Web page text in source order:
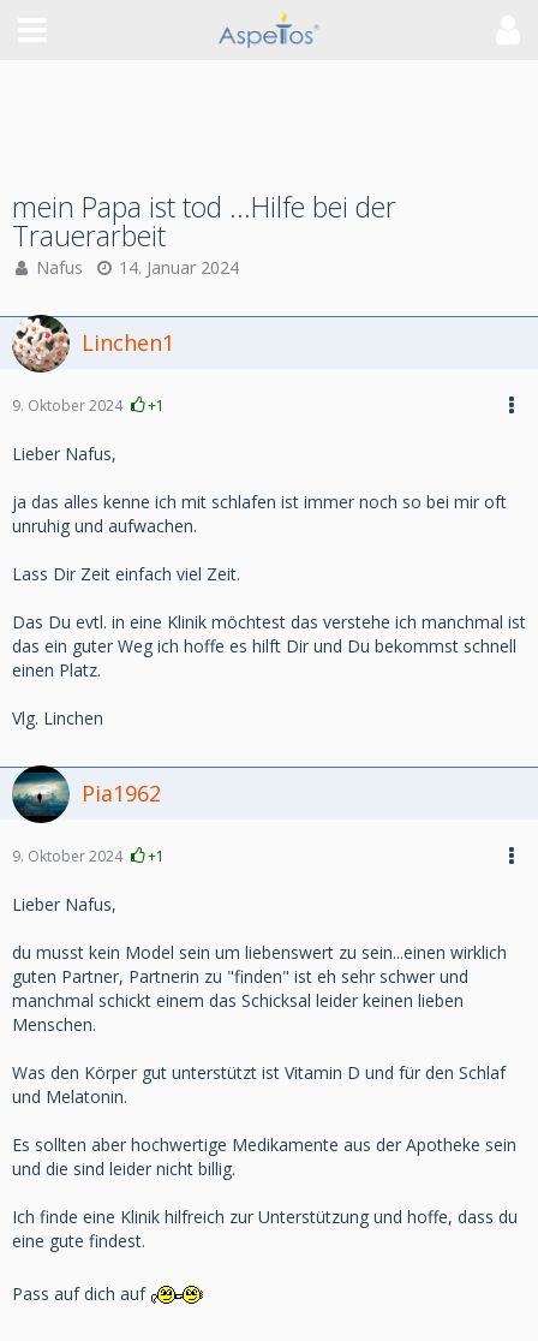
mein Papa ist tod ...Hilfe bei der
Trauerarbeit
Nafus 14. Januar 2024
Linchen1
9. Oktober 2024 +1
Lieber Nafus,
ja das alles kenne ich mit schlafen ist immer noch so bei mir oft
unruhig und aufwachen.
Lass Dir Zeit einfach viel Zeit.
Das Du evtl. in eine Klinik möchtest das verstehe ich manchmal ist
das ein guter Weg ich hoffe es hilft Dir und Du bekommst schnell
einen Platz.
Vlg. Linchen
Pia1962
9. Oktober 2024 +1
Lieber Nafus,
du musst kein Model sein um liebenswert zu sein...einen wirklich
guten Partner, Partnerin zu "finden" ist eh sehr schwer und
manchmal schickt einem das Schicksal leider keinen lieben
Menschen.
Was den Körper gut unterstützt ist Vitamin D und für den Schlaf
und Melatonin.
Es sollten aber hochwertige Medikamente aus der Apotheke sein
und die sind leider nicht billig.
Ich finde eine Klinik hilfreich zur Unterstützung und hoffe, dass du
eine gute findest.
Pass auf dich auf